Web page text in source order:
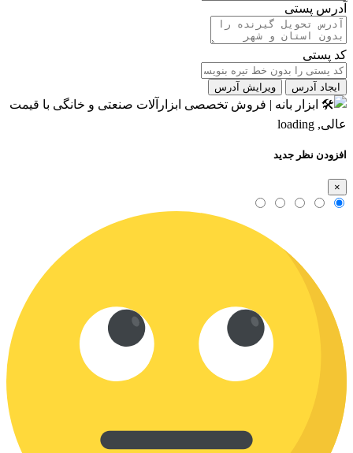
آدرس پستی
کد پستی
ایجاد آدرس ویرایش آدرس
افزودن نظر جدید
×